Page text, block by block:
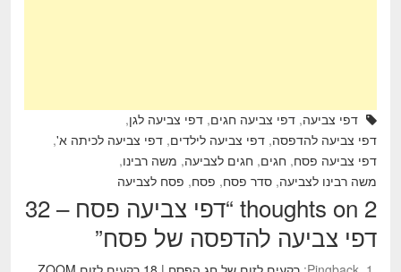
דפי צביעה, דפי צביעה חגים, דפי צביעה לגן,
דפי צביעה להדפסה, דפי צביעה לילדים, דפי צביעה לכיתה א',
דפי צביעה פסח, חגים, חגים לצביעה, משה רבינו,
משה רבינו לצביעה, סדר פסח, פסח, פסח לצביעה
2 thoughts on “
דפי צביעה פסח – 32
דפי צביעה להדפסה של פסח”